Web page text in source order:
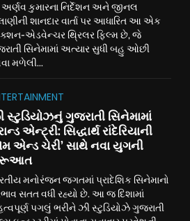
કુમારના નિર્દેશન અને જીનલ
શાનદાર વાર્તા પર આધારિત આ એક
એડવેન્ચર થ્રિલર ફિલ્મ છે, જે
સિનેમામાં અત્યાર સુધી બહુ ઓછી
મળેલી...
સ્ટુડિયોઝનું ગુજરાતી સિનેમામાં
એન્ટ્રી: સિદ્ધાર્થ રાંદેરિયાની
એન્ડ ચેરી’ સાથે નવા યુગની
મનોરંજન જગતમાં પ્રાદેશિક સિનેમાનો
સતત વધી રહ્યો છે. આ જ દિશામાં
પગલું ભરીને ઝી સ્ટુડિયોઝે ગુજરાતી